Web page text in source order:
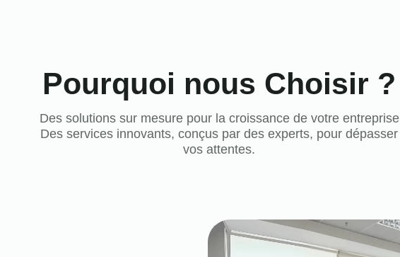
Pourquoi nous Choisir ?
Des solutions sur mesure pour la croissance de votre entreprise
Des services innovants, conçus par des experts, pour dépasser
vos attentes.